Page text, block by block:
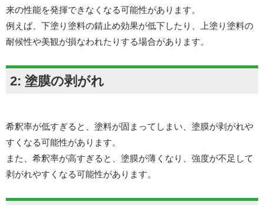
来の性能を発揮できなくなる可能性があります。
例えば、下塗り塗料の錆止め効果が低下したり、上塗り塗料の
耐候性や美観が損なわれたりする場合があります。
2: 塗膜の剥がれ
希釈率が低すぎると、塗料が固まってしまい、塗膜が剥がれや
すくなる可能性があります。
また、希釈率が高すぎると、塗膜が薄くなり、強度が不足して
剥がれやすくなる可能性があります。